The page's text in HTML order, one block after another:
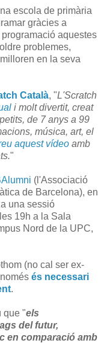
escola de primària
gràcies a
aquestes
problemes,
en la seva
Català, "L'Scratch
i molt divertit, creat
de 7 anys a 99
música, art, el
aquest vídeo amb
"
(l'Associació
de Barcelona), en
una sessió
19h a la Sala
Nord de la UPC,
(no cal ser ex-
és necessari
.
que "els
del futur,
en comparació amb